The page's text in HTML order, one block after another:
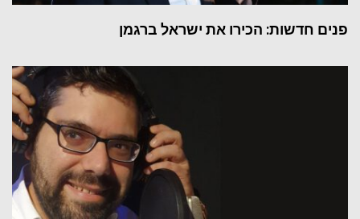
פנים חדשות: הכירו את ישראל ברגמן